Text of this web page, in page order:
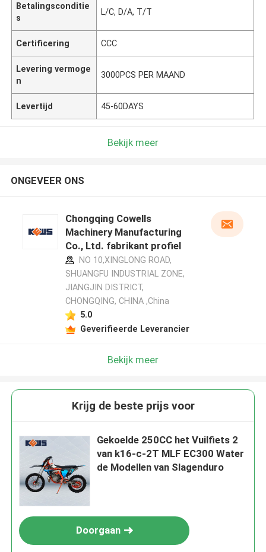
Betalingsconditie
s
L/C, D/A, T/T
Certificering CCC
Levering vermoge
n
3000PCS PER MAAND
Levertijd 45-60DAYS
Bekijk meer
ONGEVEER ONS
Chongqing Cowells
Machinery Manufacturing
Co., Ltd. fabrikant profiel
NO 10,XINGLONG ROAD,
SHUANGFU INDUSTRIAL ZONE,
JIANGJIN DISTRICT,
CHONGQING, CHINA ,China
5.0
Geverifieerde Leverancier
Bekijk meer
Krijg de beste prijs voor
Gekoelde 250CC het Vuilfiets 2
van k16-c-2T MLF EC300 Water
de Modellen van Slagenduro
Doorgaan